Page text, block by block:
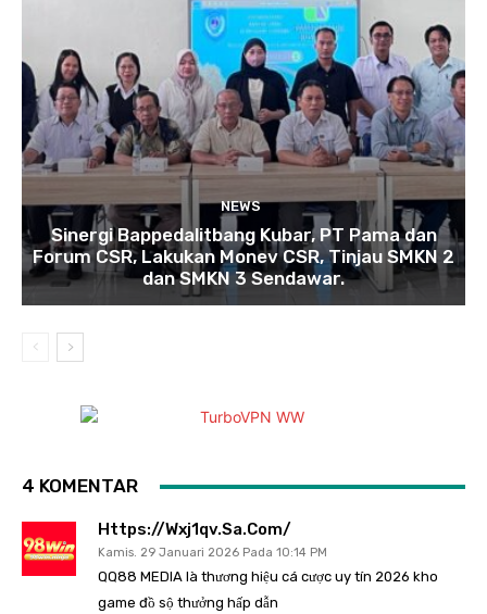
NEWS
Sinergi Bappedalitbang Kubar, PT Pama dan
Forum CSR, Lakukan Monev CSR, Tinjau SMKN 2
dan SMKN 3 Sendawar.
4 KOMENTAR
Https://wxj1qv.sa.com/
Kamis. 29 Januari 2026 Pada 10:14 PM
QQ88 MEDIA là thương hiệu cá cược uy tín 2026 kho
game đồ sộ thưởng hấp dẫn